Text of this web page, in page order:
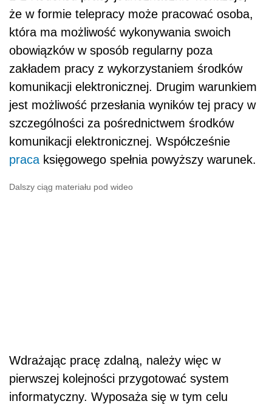
że w formie telepracy może pracować osoba,
która ma możliwość wykonywania swoich
obowiązków w sposób regularny poza
zakładem pracy z wykorzystaniem środków
komunikacji elektronicznej. Drugim warunkiem
jest możliwość przesłania wyników tej pracy w
szczególności za pośrednictwem środków
komunikacji elektronicznej. Współcześnie
pracaksięgowego spełnia powyższy warunek.
Dalszy ciąg materiału pod wideo
Wdrażając pracę zdalną, należy więc w
pierwszej kolejności przygotować system
informatyczny. Wyposaża się w tym celu